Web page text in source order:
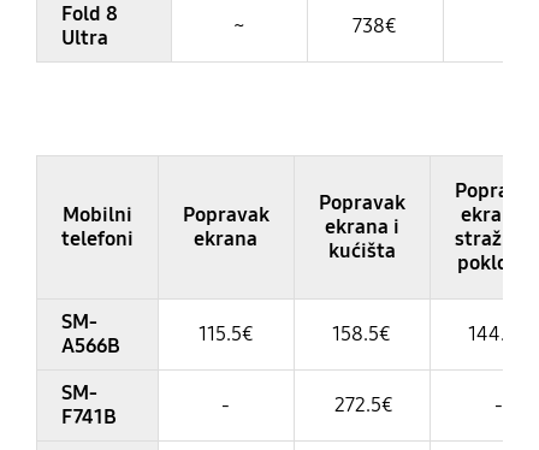
Fold 8
Ultra
~ 738€
Mobilni
telefoni
Popravak
ekrana
Popravak
ekrana i
kućišta
ekrana i
poklopca
SM-
A566B
115.5€ 158.5€ 144.5€
SM-
F741B
- 272.5€ -